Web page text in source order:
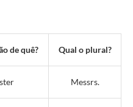
de quê? Qual o plural?
Messrs.